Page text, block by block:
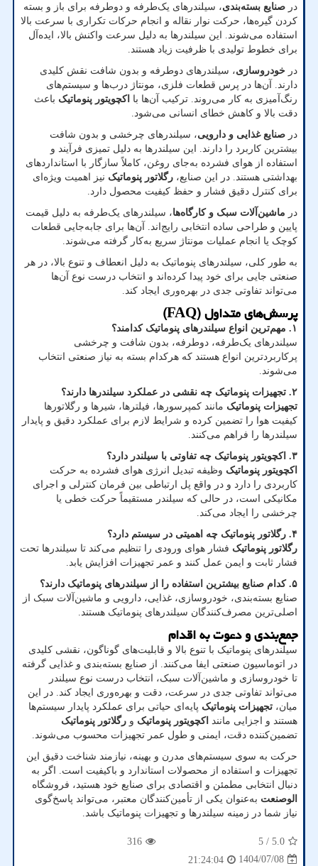
در صنایع بسته‌بندی، سیلندرهای یک‌طرفه و دوطرفه برای باز و بسته
کردن گیره‌ها، حرکت نوار نقاله و انجام حرکات تکراری با سرعت بالا
استفاده می‌شوند. این سیلندرها به دلیل سرعت واکنش بالا، ایده‌آل
برای خطوط تولیدی با ظرفیت زیاد هستند
در خودروسازی، سیلندرهای دوطرفه و بدون شافت نقش کلیدی
دارند. آن‌ها در پرس قطعات فلزی، مونتاژ درب‌ها و سیستم‌های
رنگ‌آمیزی به کار می‌روند. ترکیب آن‌ها با اکچویتور پنوماتیک باعث
دقت بالا و کاهش خطای انسانی می‌شود
در صنایع غذایی و دارویی، سیلندرهای چرخشی و بدون شافت
بیشترین کاربرد را دارند. این سیلندرها به دلیل تمیزی فرآیند و
استفاده از هوای فشرده به‌جای روغن، کاملاً سازگار با استانداردهای
بهداشتی هستند. در این صنایع، رگلاتور پنوماتیک نیز اهمیت ویژه‌ای
برای کنترل دقیق فشار و حفظ کیفیت محصول دارد
در ماشین‌آلات سبک و کارگاه‌ها، سیلندرهای یک‌طرفه به دلیل قیمت
پایین و طراحی ساده انتخابی رایج‌اند. آن‌ها برای جابه‌جایی قطعات
کوچک یا انجام عملیات مونتاژ سریع به‌کار گرفته می‌شوند
به طور کلی، سیلندرهای پنوماتیک به دلیل انعطاف و تنوع بالا، در هر
صنعتی جایی برای خود پیدا کرده‌اند و انتخاب درست نوع آن‌ها
می‌تواند تفاوتی جدی در بهره‌وری ایجاد کند
پرسش‌های متداول(FAQ)
۱ . مهم‌ترین انواع سیلندرهای پنوماتیک کدامند؟
سیلندرهای یک‌طرفه، دوطرفه، بدون شافت و چرخشی
پرکاربردترین انواع هستند که هرکدام بسته به نیاز صنعتی انتخاب
می‌شوند
۲. تجهیزات پنوماتیک چه نقشی در عملکرد سیلندرها دارند؟
تجهیزات پنوماتیک مانند کمپرسورها، فیلترها، شیرها و رگلاتورها
کیفیت هوا را تضمین کرده و شرایط لازم برای عملکرد دقیق و پایدار
سیلندرها را فراهم می‌کنند
۳. اکچویتور پنوماتیک چه تفاوتی با سیلندر دارد؟
اکچویتور پنوماتیک وظیفه تبدیل انرژی هوای فشرده به حرکت
کاربردی را دارد و در واقع پل ارتباطی بین فرمان کنترلی و اجرای
مکانیکی است، در حالی که سیلندر مستقیماً حرکت خطی یا
چرخشی را ایجاد می‌کند
۴. رگلاتور پنوماتیک چه اهمیتی در سیستم دارد؟
رگلاتور پنوماتیک فشار هوای ورودی را تنظیم می‌کند تا سیلندرها تحت
فشار ثابت و ایمن عمل کنند و عمر تجهیزات افزایش یابد
۵.کدام صنایع بیشترین استفاده را از سیلندرهای پنوماتیک دارند؟
صنایع بسته‌بندی، خودروسازی، غذایی، دارویی و ماشین‌آلات سبک از
اصلی‌ترین مصرف‌کنندگان سیلندرهای پنوماتیک هستند
جمع‌بندی و دعوت به اقدام
سیلندرهای پنوماتیک با تنوع بالا و قابلیت‌های گوناگون، نقشی کلیدی
در اتوماسیون صنعتی ایفا می‌کنند. از صنایع بسته‌بندی و غذایی گرفته
تا خودروسازی و ماشین‌آلات سبک، انتخاب درست نوع سیلندر
می‌تواند تفاوتی جدی در سرعت، دقت و بهره‌وری ایجاد کند. در این
میان، تجهیزات پنوماتیک پایه‌ای حیاتی برای عملکرد پایدار سیستم‌ها
هستند و اجزایی مانند اکچویتور پنوماتیک و رگلاتور پنوماتیک
تضمین‌کننده دقت، ایمنی و طول عمر تجهیزات محسوب می‌شوند
حرکت به سوی سیستم‌های مدرن و بهینه، نیازمند شناخت دقیق این
تجهیزات و استفاده از محصولات استاندارد و باکیفیت است. اگر به
دنبال انتخابی مطمئن و اقتصادی برای صنایع خود هستید، فروشگاه
الوصنعت به‌عنوان یکی از تأمین‌کنندگان معتبر، می‌تواند پاسخ‌گوی
نیاز شما در زمینه سیلندرها و تجهیزات پنوماتیک باشد
5.0
/ 5
316
1404/07/08
21:24:04